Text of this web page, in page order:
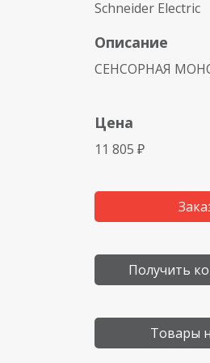
Schneider Electric
Описание
СЕНСОРНАЯ
Цена
11 805 ₽
Получить
Товары